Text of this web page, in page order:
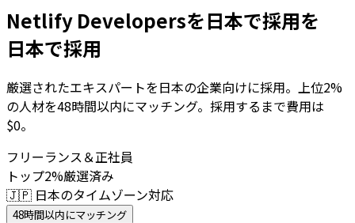
Netlify Developersを日本で採用を
日本で採用
厳選されたエキスパートを日本の企業向けに採用。上位2%
の人材を48時間以内にマッチング。採用するまで費用は
$0。
フリーランス＆正社員
トップ2%厳選済み
🇯🇵 日本のタイムゾーン対応
48時間以内にマッチング